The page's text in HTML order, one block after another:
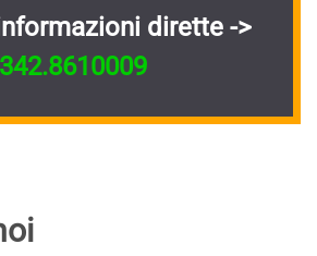
dirette ->
342.8610009